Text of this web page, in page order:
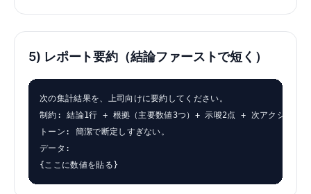
5) レポート要約（結論ファーストで短く）
次の集計結果を、上司向けに要約してください。
制約: 結論1行 + 根拠（主要数値3つ）+ 示唆2点 + 次アクション2
トーン: 簡潔で断定しすぎない。
データ:
{ここに数値を貼る}